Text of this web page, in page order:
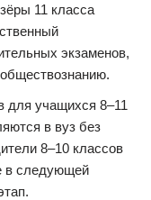
11 класса
экзаменов,
для учащихся 8–11
в вуз без
8–10 классов
в следующей